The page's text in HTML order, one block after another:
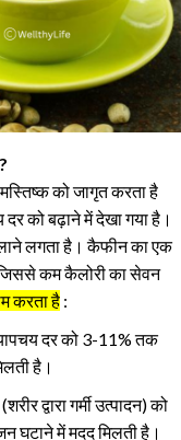
को जागृत करता है
को बढ़ाने में देखा गया है।
लगता है। कैफीन का एक
कम कैलोरी का सेवन
करता है :
दर को 3-11% तक
है।
द्वारा गर्मी उत्पादन) को
घटाने में मदद मिलती है।